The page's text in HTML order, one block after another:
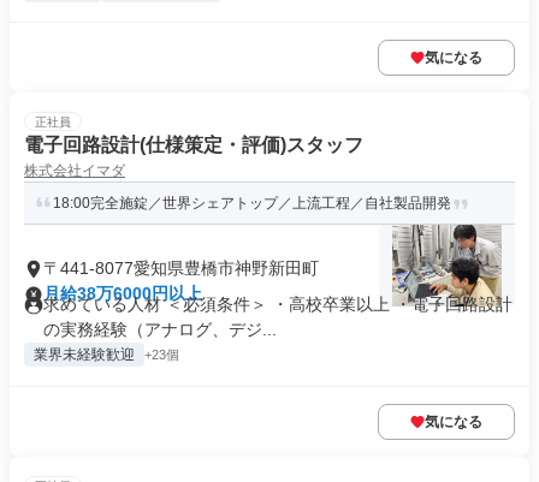
気になる
正社員
電子回路設計(仕様策定・評価)スタッフ
株式会社イマダ
18:00完全施錠／世界シェアトップ／上流工程／自社製品開発
〒441-8077愛知県豊橋市神野新田町
月給38万6000円以上
求めている人材 ＜必須条件＞ ・高校卒業以上 ・電子回路設計
の実務経験（アナログ、デジ...
業界未経験歓迎 +23個
気になる